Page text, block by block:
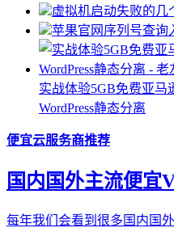
虚拟机启动失败的几
苹果官网序列号查询
实战体验5GB免费亚马
WordPress静态分离
便宜云服务商推荐
国内国外主流便宜
每年我们会看到很多国内国